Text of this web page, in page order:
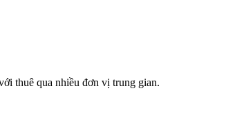
thuê qua nhiều đơn vị trung gian.